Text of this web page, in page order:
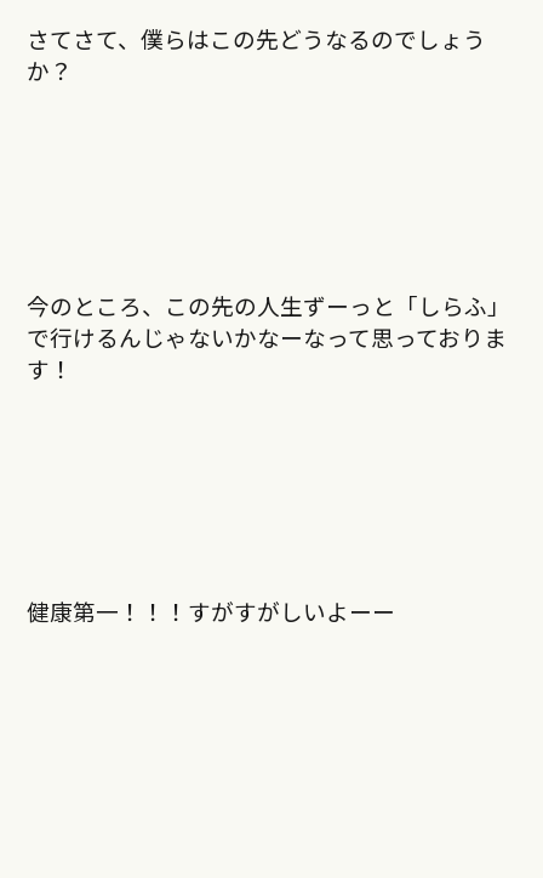
さてさて、僕らはこの先どうなるのでしょう
か？
今のところ、この先の人生ずーっと「しらふ」
で行けるんじゃないかなーなって思っておりま
す！
健康第一！！！すがすがしいよーー